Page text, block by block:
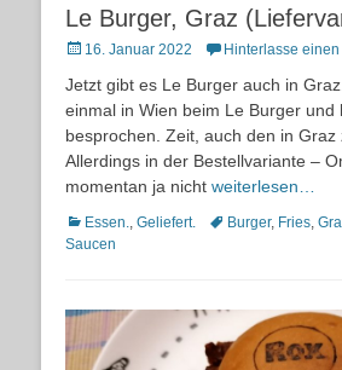
Le Burger, Graz
Posted16. Januar 2022 Hinterlasse
Jetzt gibt es Le Burger auch in
einmal in Wien beim Le Burger und
besprochen. Zeit, auch den in Graz
Allerdings in der Bestellvariante –
momentan ja nicht weiterlesen…
Kategorien
Essen. Geliefert. Schlagworte
Burger, Fries
Saucen